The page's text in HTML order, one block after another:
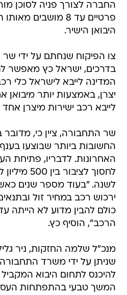
החברה לצורך פניה לסוכן
פרטיים עד 8 מושבים
היבואן הישיר.
צו הפיקוח שנחתם על ידי
בדרכים, ישראל כץ מאפשר
המדינה לייבא לישראל כלי
יצרן, באמצעות יותר מיבואן
לייבא רכב ישירות מיצרן
שר התחבורה, ציין כי,
החשובות ביותר שבוצעו
האחרונות. לדבריו, פתיחת
לשנה. "בעוד מספר שנים
ירכוש רכב במחיר זול
כולם להבין מדוע לא הייתה
הרכב", הוסיף כץ.
מנכ"ל שלמה החזקות, ניר
שניתן על ידי משרד
להיכנס לתחום היבוא המקביל
המשך טבעי בהתפתחות